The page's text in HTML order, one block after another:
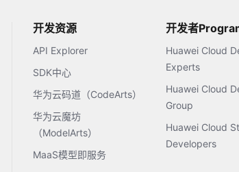
开发资源
API Explorer
SDK中心
华为云码道（CodeArts）
华为云魔坊
（ModelArts）
MaaS模型即服务
开发者
Huawei Cloud
Experts
Huawei Cloud
Group
Huawei Cloud
Developers